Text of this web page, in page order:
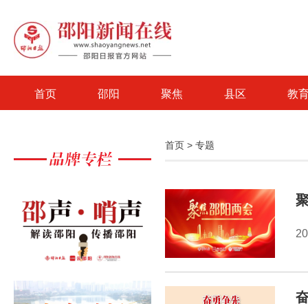
首页 邵阳 聚焦 县区 教
首页 > 专题